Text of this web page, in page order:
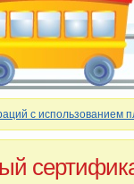
с использованием